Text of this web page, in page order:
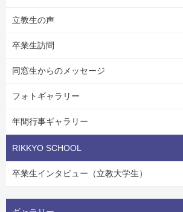
立教生の声
卒業生訪問
同窓生からのメッセージ
フォトギャラリー
年間行事ギャラリー
RIKKYO SCHOOL
卒業生インタビュー（立教大学生）